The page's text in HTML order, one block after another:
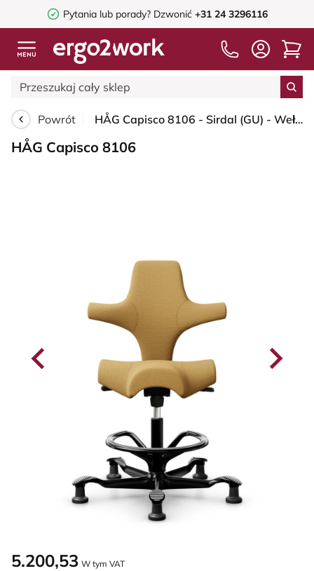
Pytania lub porady? Dzwonić +31 24 3296116
Powrót HÅG Capisco 8106 - Sirdal (GU) - Wełna - SRD320 - Ochre - Black - 200 mm (seat height 46-64cm) - Glides
HÅG Capisco 8106
5.200,53 W tym VAT